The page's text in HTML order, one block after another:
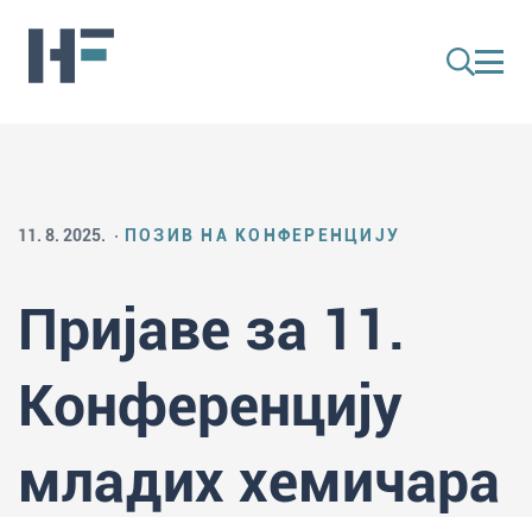
11. 8. 2025. ПОЗИВ НА КОНФЕРЕНЦИЈУ
Пријаве за 11.
Конференцију
младих хемичара